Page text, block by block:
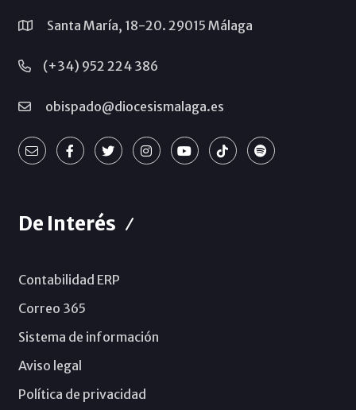
Santa María, 18-20. 29015 Málaga
(+34) 952 224 386
obispado@diocesismalaga.es
De Interés
Contabilidad ERP
Correo 365
Sistema de información
Aviso legal
Política de privacidad